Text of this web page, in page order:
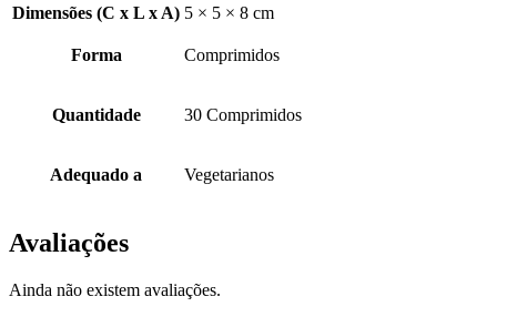
Dimensões (C x L x A) 5 × 5 × 8 cm
Forma Comprimidos
Quantidade 30 Comprimidos
Adequado a Vegetarianos
Avaliações
Ainda não existem avaliações.